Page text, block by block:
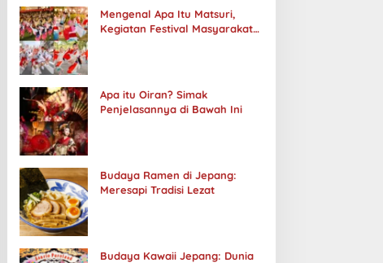
Mengenal Apa Itu Matsuri,
Kegiatan Festival Masyarakat
Apa itu Oiran? Simak
Penjelasannya di Bawah Ini
Budaya Ramen di Jepang:
Meresapi Tradisi Lezat
Budaya Kawaii Jepang: Dunia